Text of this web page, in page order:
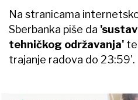
Na stranicama
Sberbanka piše da
tehničkog održavanja'
trajanje radova do 23:59'.